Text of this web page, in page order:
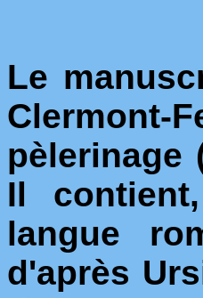
Le
pèlerinage
Il
langue
d'après